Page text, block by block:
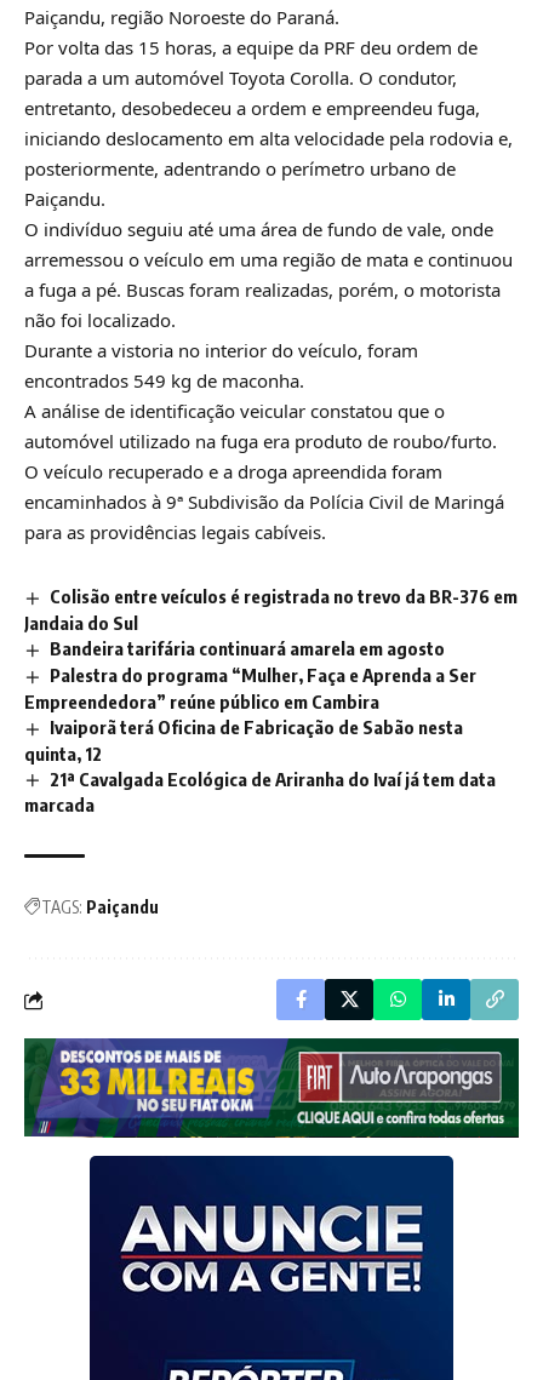
Paiçandu, região Noroeste do Paraná.
Por volta das 15 horas, a equipe da PRF deu ordem de
parada a um automóvel Toyota Corolla. O condutor,
entretanto, desobedeceu a ordem e empreendeu fuga,
iniciando deslocamento em alta velocidade pela rodovia e,
posteriormente, adentrando o perímetro urbano de
Paiçandu.
O indivíduo seguiu até uma área de fundo de vale, onde
arremessou o veículo em uma região de mata e continuou
a fuga a pé. Buscas foram realizadas, porém, o motorista
não foi localizado.
Durante a vistoria no interior do veículo, foram
encontrados 549 kg de maconha.
A análise de identificação veicular constatou que o
automóvel utilizado na fuga era produto de roubo/furto.
O veículo recuperado e a droga apreendida foram
encaminhados à 9ª Subdivisão da Polícia Civil de Maringá
para as providências legais cabíveis.
Colisão entre veículos é registrada no trevo da BR-376 em
Jandaia do Sul
Bandeira tarifária continuará amarela em agosto
Palestra do programa “Mulher, Faça e Aprenda a Ser
Empreendedora” reúne público em Cambira
Ivaiporã terá Oficina de Fabricação de Sabão nesta
quinta, 12
21ª Cavalgada Ecológica de Ariranha do Ivaí já tem data
marcada
TAGS: Paiçandu